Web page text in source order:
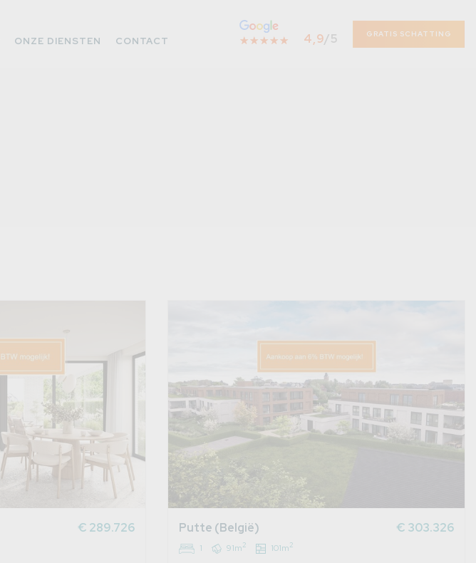
ONZE DIENSTEN CONTACT ☆☆☆☆☆
★★★★★ 4,9/5 GRATIS SCHATTING
€ 289.726 Putte (België) € 303.326
1 91m2 101m2